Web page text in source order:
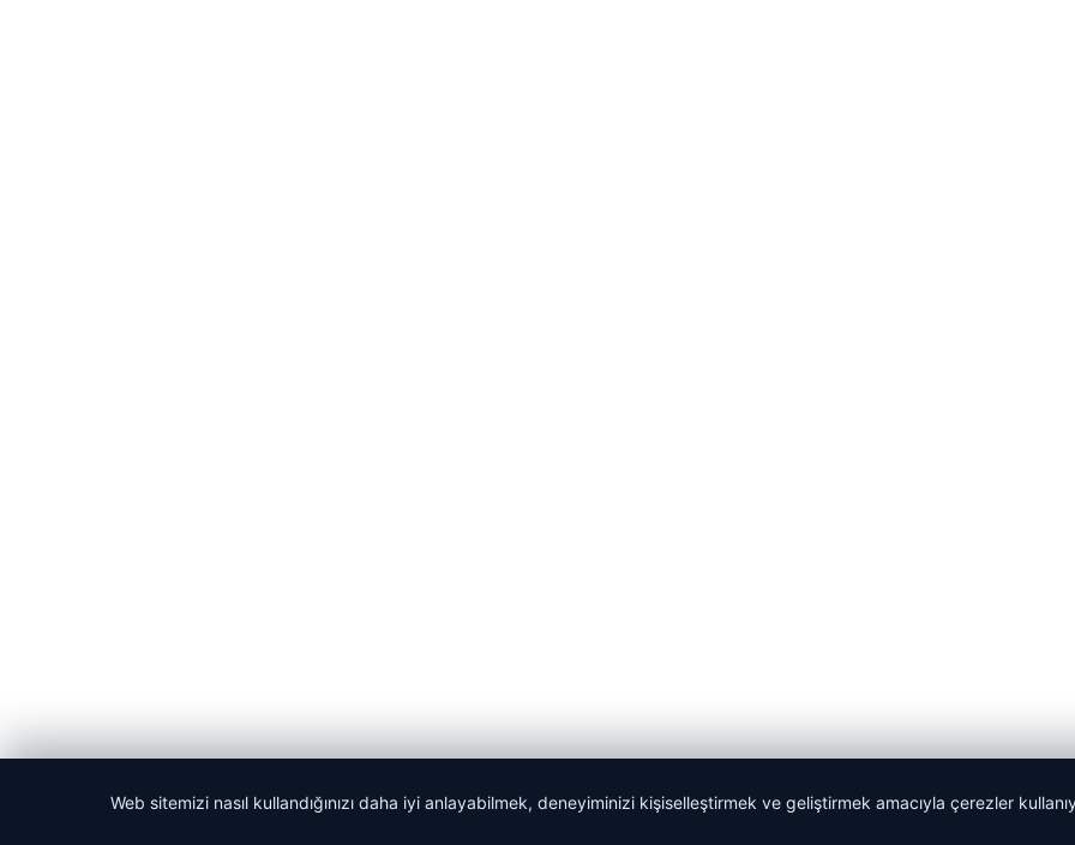
Web sitemizi nasıl kullandığınızı daha iyi anlayabilmek, deneyiminizi kişiselleştirmek ve geliştirmek amacıyla çerezler